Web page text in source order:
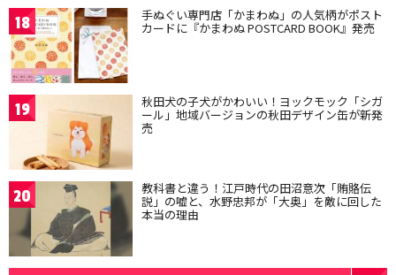
18 手ぬぐい専門店「かまわぬ」の人気柄がポスト
カードに『かまわぬ POSTCARD BOOK』発売
19 秋田犬の子犬がかわいい！ヨックモック「シガ
ール」地域バージョンの秋田デザイン缶が新発
売
20 教科書と違う！江戸時代の田沼意次「賄賂伝
説」の嘘と、水野忠邦が「大奥」を敵に回した
本当の理由